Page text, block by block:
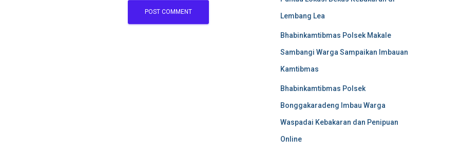
Lembang Lea
Bhabinkamtibmas Polsek Makale
Sambangi Warga Sampaikan Imbauan
Kamtibmas
Bhabinkamtibmas Polsek
Bonggakaradeng Imbau Warga
Waspadai Kebakaran dan Penipuan
Online